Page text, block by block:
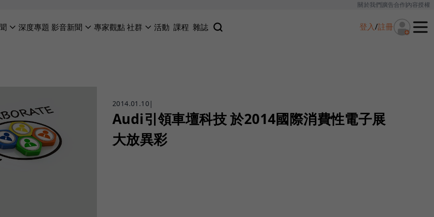
關於我們廣告合作內容授權
深度專題 影音新聞 專家觀點社群 活動 課程 雜誌 登入/註冊
2014.01.10|
Audi引領車壇科技 於2014國際消費性電子展
大放異彩